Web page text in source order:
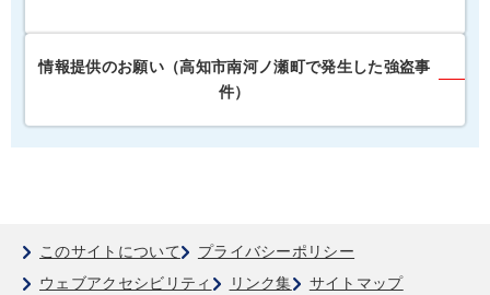
情報提供のお願い（高知市南河ノ瀬町で発生した強盗事
件）
このサイトについて
プライバシーポリシー
ウェブアクセシビリティ
リンク集 サイトマップ